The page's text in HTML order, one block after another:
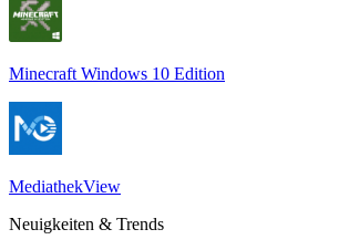
Minecraft Windows 10 Edition
MediathekView
Neuigkeiten & Trends